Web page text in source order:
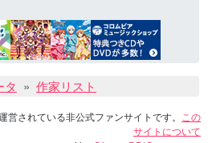
タ 作家リスト
営されている非公式ファンサイトです。
この
サイトについて